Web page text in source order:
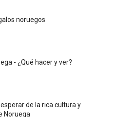
noruegos
- ¿Qué hacer y ver?
de la rica cultura y
Noruega